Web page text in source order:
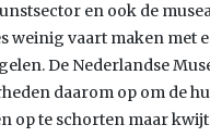
en ook de
weinig vaart maken met
De Nederlandse
daarom op om de
op te schorten maar